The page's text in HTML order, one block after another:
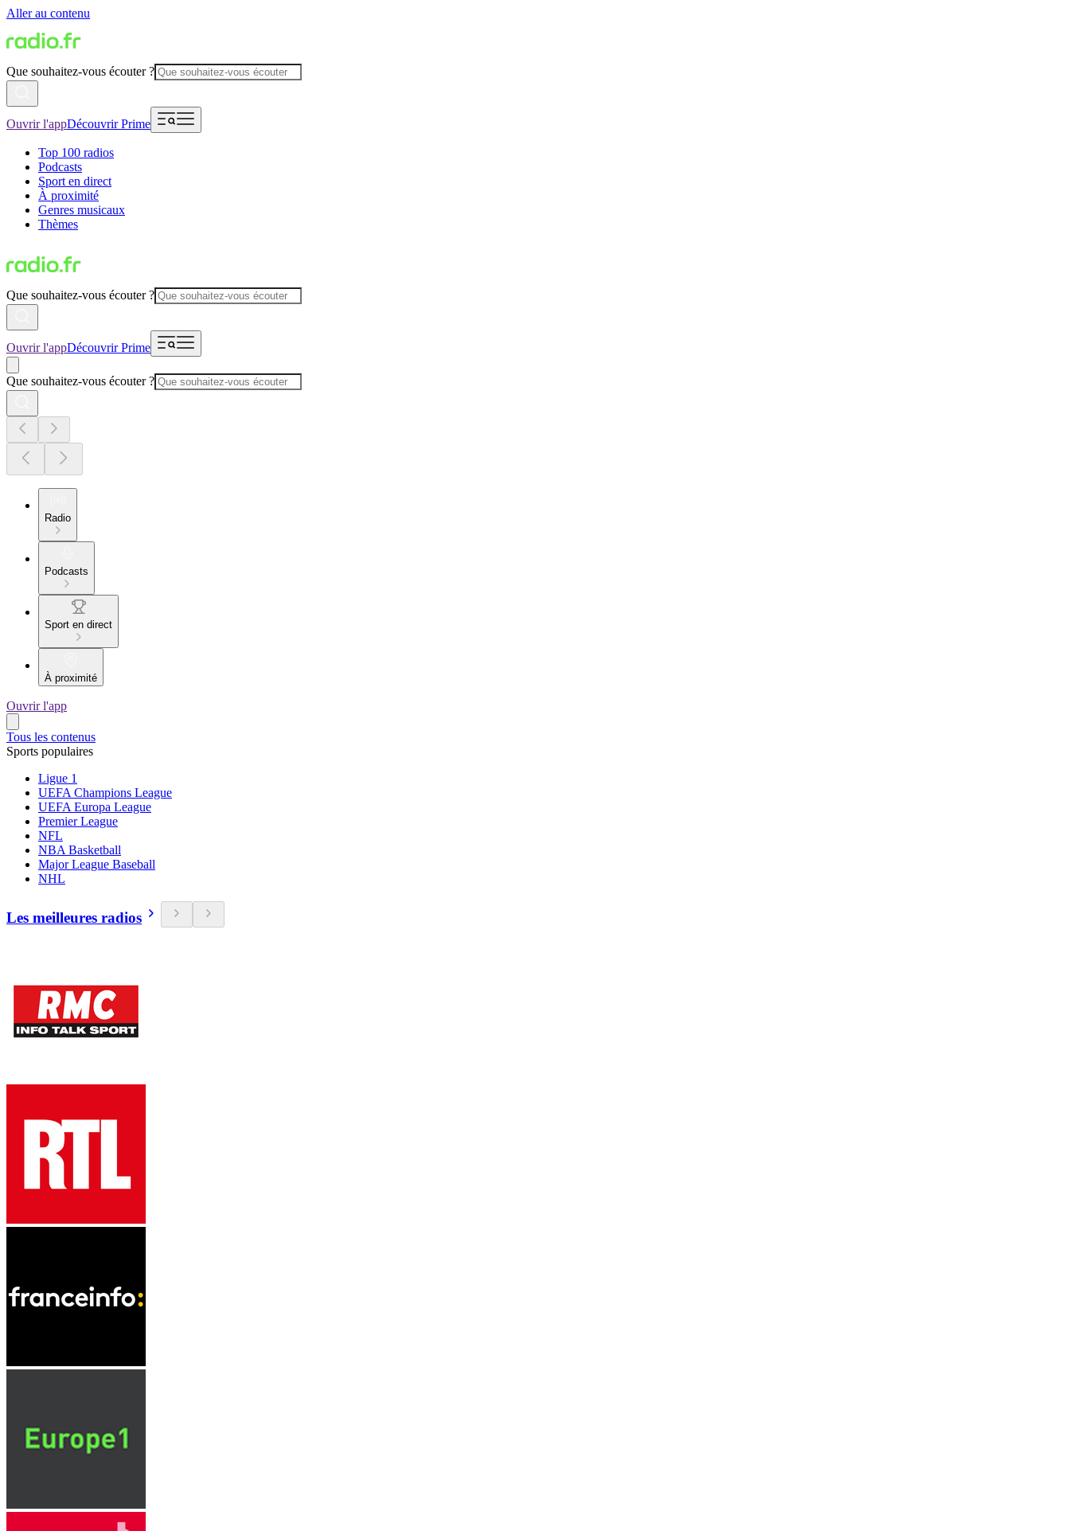
Aller au contenu
Que souhaitez-vous écouter ?
Ouvrir l'appDécouvrir Prime
Top 100 radios
Podcasts
Sport en direct
À proximité
Genres musicaux
Thèmes
Que souhaitez-vous écouter ?
Ouvrir l'appDécouvrir Prime
Que souhaitez-vous écouter ?
Radio
Podcasts
Sport en direct
À proximité
Ouvrir l'app
Tous les contenus
Sports populaires
Ligue 1
UEFA Champions League
UEFA Europa League
Premier League
NFL
NBA Basketball
Major League Baseball
NHL
Les meilleures radios